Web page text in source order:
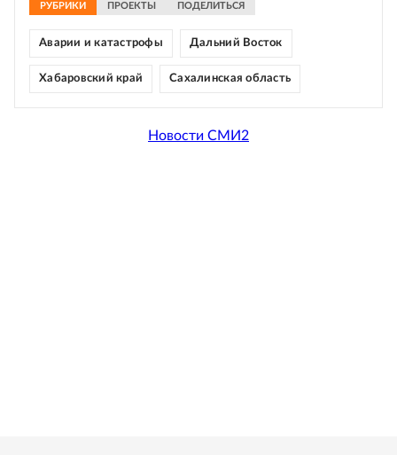
РУБРИКИ ПРОЕКТЫ ПОДЕЛИТЬСЯ
Аварии и катастрофы Дальний Восток
Хабаровский край Сахалинская область
Новости СМИ2